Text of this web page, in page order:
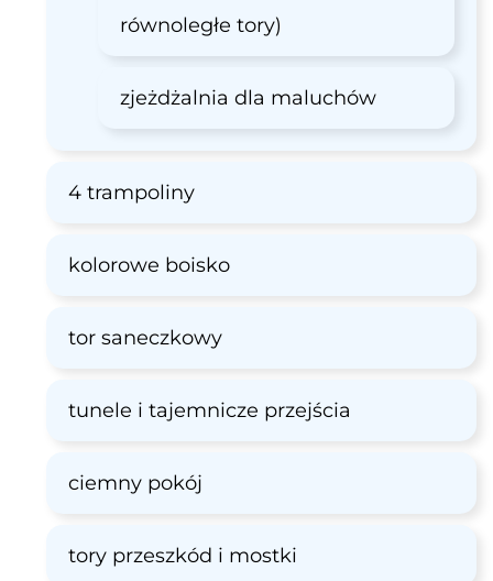
równoległe tory)
zjeżdżalnia dla maluchów
4 trampoliny
kolorowe boisko
tor saneczkowy
tunele i tajemnicze przejścia
ciemny pokój
tory przeszkód i mostki